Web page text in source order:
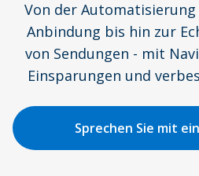
Anbindung bis hin zur
von Sendungen - mit
Einsparungen und